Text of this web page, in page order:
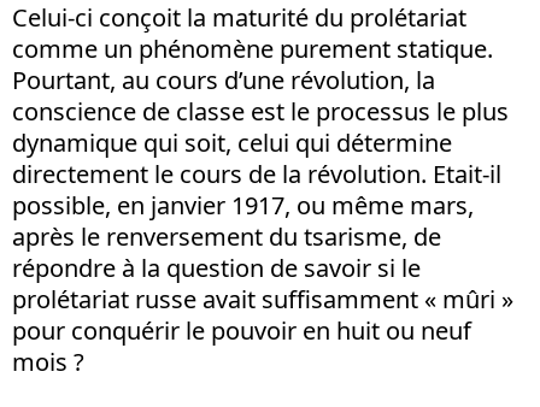
Celui-ci conçoit la maturité du prolétariat
comme un phénomène purement statique.
Pourtant, au cours d’une révolution, la
conscience de classe est le processus le plus
dynamique qui soit, celui qui détermine
directement le cours de la révolution. Etait-il
possible, en janvier 1917, ou même mars,
après le renversement du tsarisme, de
répondre à la question de savoir si le
prolétariat russe avait suffisamment « mûri »
pour conquérir le pouvoir en huit ou neuf
mois ?